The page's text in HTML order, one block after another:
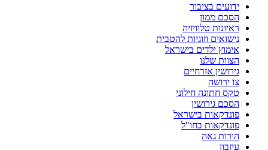
ידועים בציבור
הסכם ממון
ראיונות טלוויזיה
נישואים וזוגיות להטבית
אימוץ ילדים בישראל
הצוות שלנו
גירושין אזרחיים
צו ירושה
טקס חתונה חילוני
הסכם גירושין
פונדקאות בישראל
פונדקאות בחו"ל
הורות גאה
עיזבון